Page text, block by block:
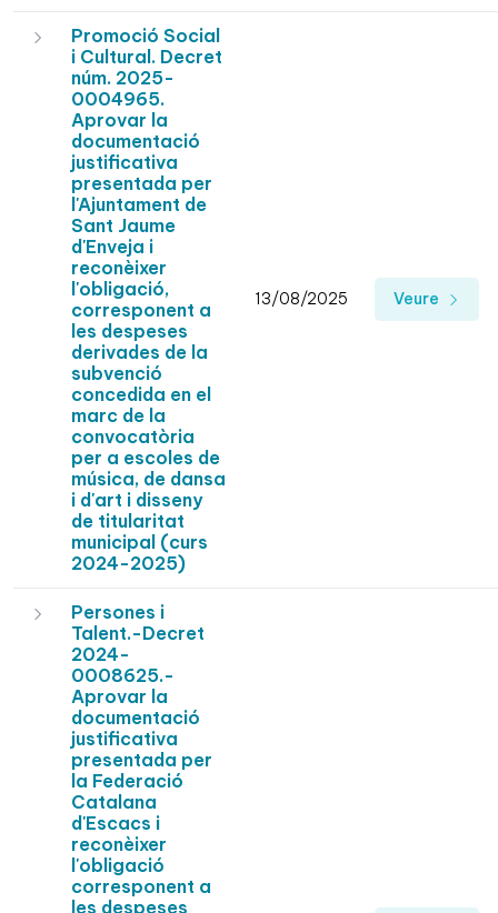
Promoció Social
i Cultural. Decret
núm. 2025-
0004965.
Aprovar la
documentació
justificativa
presentada per
l'Ajuntament de
Sant Jaume
d'Enveja i
reconèixer
l'obligació,
corresponent a
les despeses
derivades de la
subvenció
concedida en el
marc de la
convocatòria
per a escoles de
música, de dansa
i d'art i disseny
de titularitat
municipal (curs
2024-2025)
13/08/2025 Veure
Persones i
Talent.-Decret
2024-
0008625.-
Aprovar la
documentació
justificativa
presentada per
la Federació
Catalana
d'Escacs i
reconèixer
l'obligació
corresponent a
les despeses